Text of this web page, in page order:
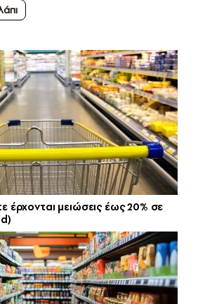
έρχονται μειώσεις έως 20% σε